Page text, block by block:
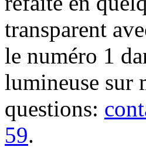
transparent
le numéro 1
lumineuse sur
questions:
59.